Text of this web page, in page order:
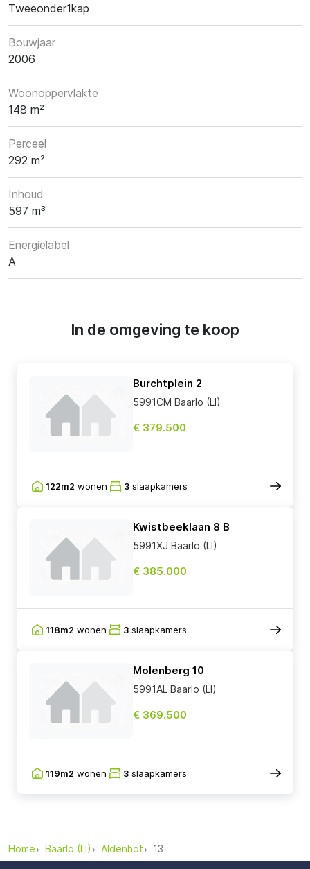
Tweeonder1kap
Bouwjaar
2006
Woonoppervlakte
148 m²
Perceel
292 m²
Inhoud
597 m³
Energielabel
A
In de omgeving te koop
Burchtplein 2
5991CM Baarlo (LI)
€ 379.500
122m2 wonen 3 slaapkamers
Kwistbeeklaan 8 B
5991XJ Baarlo (LI)
€ 385.000
118m2 wonen 3 slaapkamers
Molenberg 10
5991AL Baarlo (LI)
€ 369.500
119m2 wonen 3 slaapkamers
Home Baarlo (LI) Aldenhof 13